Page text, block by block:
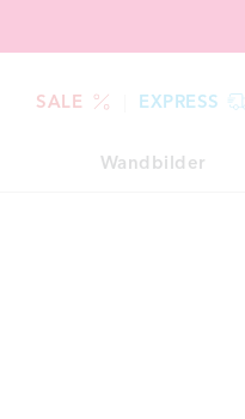
SALE EXPRESS
Wandbilder